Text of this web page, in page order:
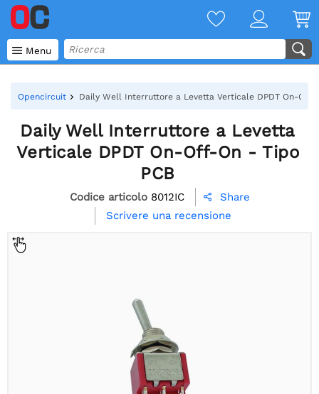
 Menu
Opencircuit Daily Well Interruttore a Levetta Verticale DPDT On-Off-
Daily Well Interruttore a Levetta
Verticale DPDT On-Off-On - Tipo
PCB
Codice articolo 8012IC 
Share
Scrivere una recensione